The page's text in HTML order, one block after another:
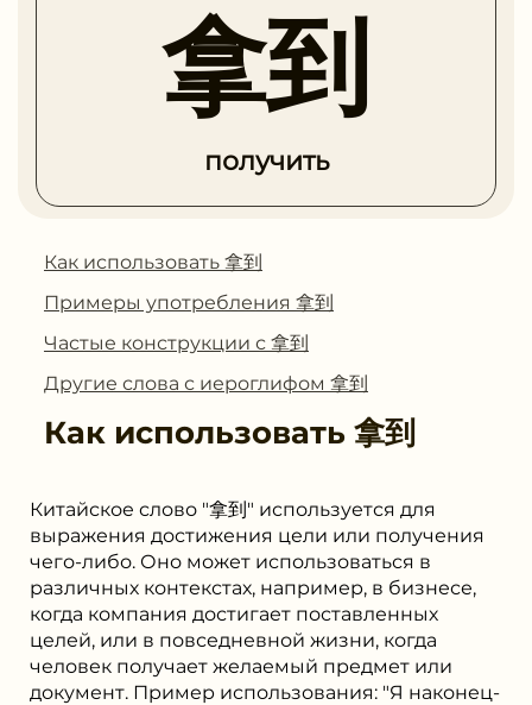
拿到
получить
Как использовать 拿到
Примеры употребления 拿到
Частые конструкции с 拿到
Другие слова с иероглифом 拿到
Как использовать 拿到
Китайское слово "拿到" используется для
выражения достижения цели или получения
чего-либо. Оно может использоваться в
различных контекстах, например, в бизнесе,
когда компания достигает поставленных
целей, или в повседневной жизни, когда
человек получает желаемый предмет или
документ. Пример использования: "Я наконец-